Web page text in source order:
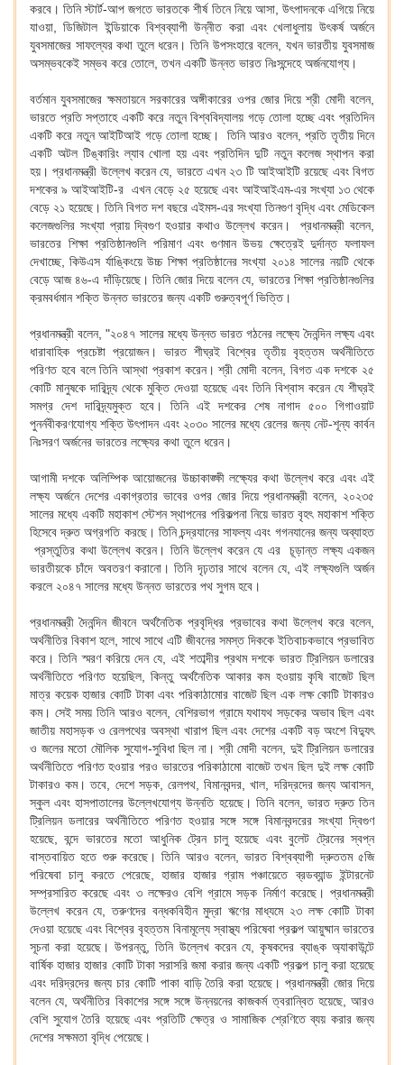
করবে। তিনি স্টার্ট-আপ জগতে ভারতকে শীর্ষ তিনে নিয়ে আসা, উৎপাদনকে এগিয়ে নিয়ে
যাওয়া, ডিজিটাল ইন্ডিয়াকে বিশ্বব্যাপী উন্নীত করা এবং খেলাধুলায় উৎকর্ষ অর্জনে
যুবসমাজের সাফল্যের কথা তুলে ধরেন। তিনি উপসংহারে বলেন, যখন ভারতীয় যুবসমাজ
অসম্ভবকেই সম্ভব করে তোলে, তখন একটি উন্নত ভারত নিঃসন্দেহে অর্জনযোগ্য।
বর্তমান যুবসমাজের ক্ষমতায়নে সরকারের অঙ্গীকারের ওপর জোর দিয়ে শ্রী মোদী বলেন,
ভারতে প্রতি সপ্তাহে একটি করে নতুন বিশ্ববিদ্যালয় গড়ে তোলা হচ্ছে এবং প্রতিদিন
একটি করে নতুন আইটিআই গড়ে তোলা হচ্ছে। তিনি আরও বলেন, প্রতি তৃতীয় দিনে
একটি অটল টিঙ্কারিং ল্যাব খোলা হয় এবং প্রতিদিন দুটি নতুন কলেজ স্থাপন করা
হয়। প্রধানমন্ত্রী উল্লেখ করেন যে, ভারতে এখন ২৩ টি আইআইটি রয়েছে এবং বিগত
দশকের ৯ আইআইটি-র এখন বেড়ে ২৫ হয়েছে এবং আইআইএম-এর সংখ্যা ১৩ থেকে
বেড়ে ২১ হয়েছে। তিনি বিগত দশ বছরে এইমস-এর সংখ্যা তিনগুণ বৃদ্ধি এবং মেডিকেল
কলেজগুলির সংখ্যা প্রায় দ্বিগুণ হওয়ার কথাও উল্লেখ করেন। প্রধানমন্ত্রী বলেন,
ভারতের শিক্ষা প্রতিষ্ঠানগুলি পরিমাণ এবং গুণমান উভয় ক্ষেত্রেই দুর্দান্ত ফলাফল
দেখাচ্ছে, কিউএস র্যাঙ্কিংয়ে উচ্চ শিক্ষা প্রতিষ্ঠানের সংখ্যা ২০১৪ সালের নয়টি থেকে
বেড়ে আজ ৪৬-এ দাঁড়িয়েছে। তিনি জোর দিয়ে বলেন যে, ভারতের শিক্ষা প্রতিষ্ঠানগুলির
ক্রমবর্ধমান শক্তি উন্নত ভারতের জন্য একটি গুরুত্বপূর্ণ ভিত্তি।
প্রধানমন্ত্রী বলেন, "২০৪৭ সালের মধ্যে উন্নত ভারত গঠনের লক্ষ্যে দৈনন্দিন লক্ষ্য এবং
ধারাবাহিক প্রচেষ্টা প্রয়োজন। ভারত শীঘ্রই বিশ্বের তৃতীয় বৃহত্তম অর্থনীতিতে
পরিণত হবে বলে তিনি আস্থা প্রকাশ করেন। শ্রী মোদী বলেন, বিগত এক দশকে ২৫
কোটি মানুষকে দারিদ্র্য থেকে মুক্তি দেওয়া হয়েছে এবং তিনি বিশ্বাস করেন যে শীঘ্রই
সমগ্র দেশ দারিদ্র্যমুক্ত হবে। তিনি এই দশকের শেষ নাগাদ ৫০০ গিগাওয়াট
পুনর্নবীকরণযোগ্য শক্তি উৎপাদন এবং ২০৩০ সালের মধ্যে রেলের জন্য নেট-শূন্য কার্বন
নিঃসরণ অর্জনের ভারতের লক্ষ্যের কথা তুলে ধরেন।
আগামী দশকে অলিম্পিক আয়োজনের উচ্চাকাঙ্ক্ষী লক্ষ্যের কথা উল্লেখ করে এবং এই
লক্ষ্য অর্জনে দেশের একাগ্রতার ভাবের ওপর জোর দিয়ে প্রধানমন্ত্রী বলেন, ২০২৩৫
সালের মধ্যে একটি মহাকাশ স্টেশন স্থাপনের পরিকল্পনা নিয়ে ভারত বৃহৎ মহাকাশ শক্তি
হিসেবে দ্রুত অগ্রগতি করছে। তিনি চন্দ্রযানের সাফল্য এবং গগনযানের জন্য অব্যাহত
প্রস্তুতির কথা উল্লেখ করেন। তিনি উল্লেখ করেন যে এর চূড়ান্ত লক্ষ্য একজন
ভারতীয়কে চাঁদে অবতরণ করানো। তিনি দৃঢ়তার সাথে বলেন যে, এই লক্ষ্যগুলি অর্জন
করলে ২০৪৭ সালের মধ্যে উন্নত ভারতের পথ সুগম হবে।
প্রধানমন্ত্রী দৈনন্দিন জীবনে অর্থনৈতিক প্রবৃদ্ধির প্রভাবের কথা উল্লেখ করে বলেন,
অর্থনীতির বিকাশ হলে, সাথে সাথে এটি জীবনের সমস্ত দিককে ইতিবাচকভাবে প্রভাবিত
করে। তিনি স্মরণ করিয়ে দেন যে, এই শতাব্দীর প্রথম দশকে ভারত ট্রিলিয়ন ডলারের
অর্থনীতিতে পরিণত হয়েছিল, কিন্তু অর্থনৈতিক আকার কম হওয়ায় কৃষি বাজেট ছিল
মাত্র কয়েক হাজার কোটি টাকা এবং পরিকাঠামোর বাজেট ছিল এক লক্ষ কোটি টাকারও
কম। সেই সময় তিনি আরও বলেন, বেশিরভাগ গ্রামে যথাযথ সড়কের অভাব ছিল এবং
জাতীয় মহাসড়ক ও রেলপথের অবস্থা খারাপ ছিল এবং দেশের একটি বড় অংশে বিদ্যুৎ
ও জলের মতো মৌলিক সুযোগ-সুবিধা ছিল না। শ্রী মোদী বলেন, দুই ট্রিলিয়ন ডলারের
অর্থনীতিতে পরিণত হওয়ার পরও ভারতের পরিকাঠামো বাজেট তখন ছিল দুই লক্ষ কোটি
টাকারও কম। তবে, দেশে সড়ক, রেলপথ, বিমানবন্দর, খাল, দরিদ্রদের জন্য আবাসন,
স্কুল এবং হাসপাতালের উল্লেখযোগ্য উন্নতি হয়েছে। তিনি বলেন, ভারত দ্রুত তিন
ট্রিলিয়ন ডলারের অর্থনীতিতে পরিণত হওয়ার সঙ্গে সঙ্গে বিমানবন্দরের সংখ্যা দ্বিগুণ
হয়েছে, বন্দে ভারতের মতো আধুনিক ট্রেন চালু হয়েছে এবং বুলেট ট্রেনের স্বপ্ন
বাস্তবায়িত হতে শুরু করেছে। তিনি আরও বলেন, ভারত বিশ্বব্যাপী দ্রুততম ৫জি
পরিষেবা চালু করতে পেরেছে, হাজার হাজার গ্রাম পঞ্চায়েতে ব্রডব্যান্ড ইন্টারনেট
সম্প্রসারিত করেছে এবং ৩ লক্ষেরও বেশি গ্রামে সড়ক নির্মাণ করেছে। প্রধানমন্ত্রী
উল্লেখ করেন যে, তরুণদের বন্ধকবিহীন মুদ্রা ঋণের মাধ্যমে ২৩ লক্ষ কোটি টাকা
দেওয়া হয়েছে এবং বিশ্বের বৃহত্তম বিনামূল্যে স্বাস্থ্য পরিষেবা প্রকল্প আয়ুষ্মান ভারতের
সূচনা করা হয়েছে। উপরন্তু, তিনি উল্লেখ করেন যে, কৃষকদের ব্যাঙ্ক অ্যাকাউন্টে
বার্ষিক হাজার হাজার কোটি টাকা সরাসরি জমা করার জন্য একটি প্রকল্প চালু করা হয়েছে
এবং দরিদ্রদের জন্য চার কোটি পাকা বাড়ি তৈরি করা হয়েছে। প্রধানমন্ত্রী জোর দিয়ে
বলেন যে, অর্থনীতির বিকাশের সঙ্গে সঙ্গে উন্নয়নের কাজকর্ম ত্বরান্বিত হয়েছে, আরও
বেশি সুযোগ তৈরি হয়েছে এবং প্রতিটি ক্ষেত্র ও সামাজিক শ্রেণিতে ব্যয় করার জন্য
দেশের সক্ষমতা বৃদ্ধি পেয়েছে।